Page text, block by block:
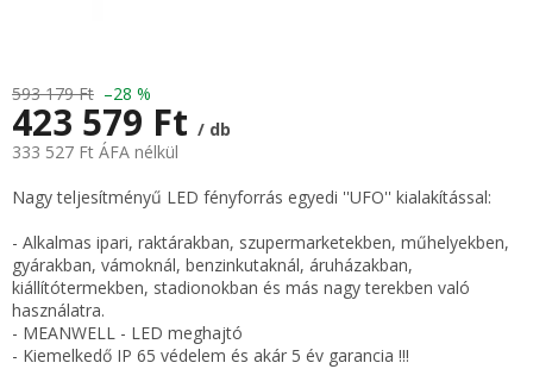
593 179 Ft –28 %
423 579 Ft / db
333 527 Ft ÁFA nélkül
Egységár:
Nagy teljesítményű LED fényforrás egyedi ''UFO'' kialakítással:
- Alkalmas ipari, raktárakban, szupermarketekben, műhelyekben,
gyárakban, vámoknál, benzinkutaknál, áruházakban,
kiállítótermekben, stadionokban és más nagy terekben való
használatra.
- MEANWELL - LED meghajtó
- Kiemelkedő IP 65 védelem és akár 5 év garancia !!!